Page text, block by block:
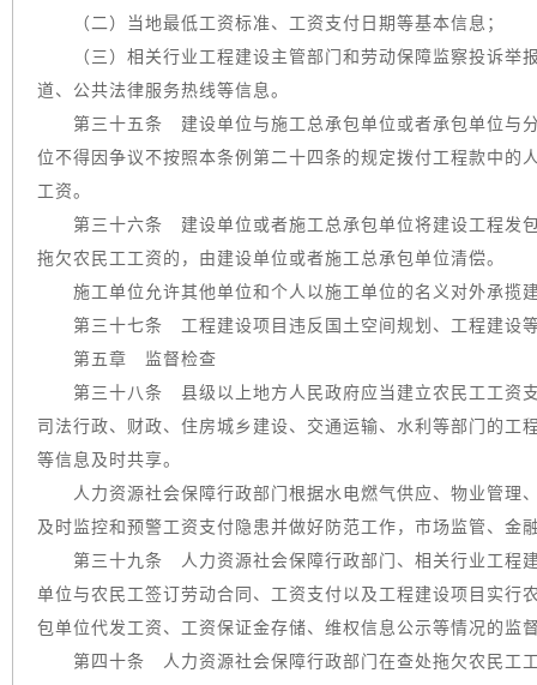
（二）当地最低工资标准、工资支付日期等基本信息；
（三）相关行业工程建设主管部门和劳动保障监察投诉举
道、公共法律服务热线等信息。
第三十五条 建设单位与施工总承包单位或者承包单位与分
位不得因争议不按照本条例第二十四条的规定拨付工程款中的
工资。
第三十六条 建设单位或者施工总承包单位将建设工程发包
拖欠农民工工资的，由建设单位或者施工总承包单位清偿。
施工单位允许其他单位和个人以施工单位的名义对外承揽
第三十七条 工程建设项目违反国土空间规划、工程建设等
第五章 监督检查
第三十八条 县级以上地方人民政府应当建立农民工工资支
司法行政、财政、住房城乡建设、交通运输、水利等部门的工
等信息及时共享。
人力资源社会保障行政部门根据水电燃气供应、物业管理
及时监控和预警工资支付隐患并做好防范工作，市场监管、金
第三十九条 人力资源社会保障行政部门、相关行业工程建
单位与农民工签订劳动合同、工资支付以及工程建设项目实行
包单位代发工资、工资保证金存储、维权信息公示等情况的监
第四十条 人力资源社会保障行政部门在查处拖欠农民工工